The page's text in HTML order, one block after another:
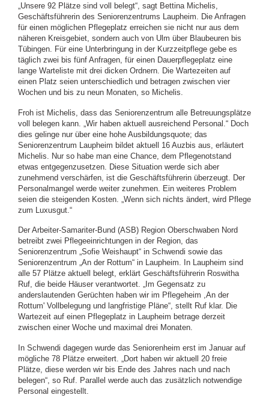
„Unsere 92 Plätze sind voll belegt“, sagt Bettina Michelis,
Geschäftsführerin des Seniorenzentrums Laupheim. Die Anfragen
für einen möglichen Pflegeplatz erreichen sie nicht nur aus dem
näheren Kreisgebiet, sondern auch von Ulm über Blaubeuren bis
Tübingen. Für eine Unterbringung in der Kurzzeitpflege gebe es
täglich zwei bis fünf Anfragen, für einen Dauerpflegeplatz eine
lange Warteliste mit drei dicken Ordnern. Die Wartezeiten auf
einen Platz seien unterschiedlich und betragen zwischen vier
Wochen und bis zu neun Monaten, so Michelis.
Froh ist Michelis, dass das Seniorenzentrum alle Betreuungsplätze
voll belegen kann. „Wir haben aktuell ausreichend Personal.“ Doch
dies gelinge nur über eine hohe Ausbildungsquote; das
Seniorenzentrum Laupheim bildet aktuell 16 Auzbis aus, erläutert
Michelis. Nur so habe man eine Chance, dem Pflegenotstand
etwas entgegenzusetzen. Diese Situation werde sich aber
zunehmend verschärfen, ist die Geschäftsführerin überzeugt. Der
Personalmangel werde weiter zunehmen. Ein weiteres Problem
seien die steigenden Kosten. „Wenn sich nichts ändert, wird Pflege
zum Luxusgut.“
Der Arbeiter-Samariter-Bund (ASB) Region Oberschwaben Nord
betreibt zwei Pflegeeinrichtungen in der Region, das
Seniorenzentrum „Sofie Weishaupt“ in Schwendi sowie das
Seniorenzentrum „An der Rottum“ in Laupheim. In Laupheim sind
alle 57 Plätze aktuell belegt, erklärt Geschäftsführerin Roswitha
Ruf, die beide Häuser verantwortet. „Im Gegensatz zu
anderslautenden Gerüchten haben wir im Pflegeheim ,An der
Rottum' Vollbelegung und langfristige Pläne“, stellt Ruf klar. Die
Wartezeit auf einen Pflegeplatz in Laupheim betrage derzeit
zwischen einer Woche und maximal drei Monaten.
In Schwendi dagegen wurde das Seniorenheim erst im Januar auf
mögliche 78 Plätze erweitert. „Dort haben wir aktuell 20 freie
Plätze, diese werden wir bis Ende des Jahres nach und nach
belegen“, so Ruf. Parallel werde auch das zusätzlich notwendige
Personal eingestellt.